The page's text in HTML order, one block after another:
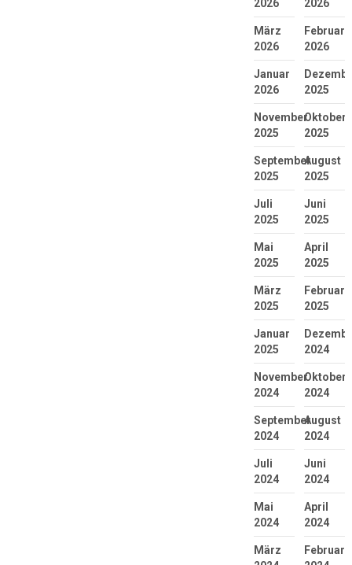
2026 2026
März
2026
Februar
2026
Januar
2026
2025
November
2025
Oktober
2025
September
2025
August
2025
Juli
2025
Juni
2025
Mai
2025
April
2025
März
2025
Februar
2025
Januar
2025
2024
November
2024
Oktober
2024
September
2024
August
2024
Juli
2024
Juni
2024
Mai
2024
April
2024
März
Februar